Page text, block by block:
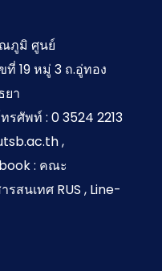
ปฏิรูป
เพื่อขับ
ภูมิ ศูนย์
19 หมู่ 3 ถ.อู่ทอง
ยา
รศัพท์ : 0 3524 2213
,
: คณะ
สนเทศ RUS , Line-